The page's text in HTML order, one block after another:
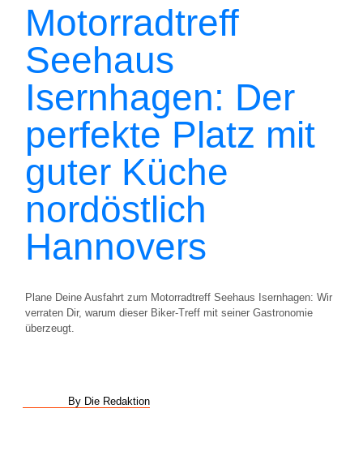
Motorradtreff
Seehaus
Isernhagen: Der
perfekte Platz mit
guter Küche
nordöstlich
Hannovers
Plane Deine Ausfahrt zum Motorradtreff Seehaus Isernhagen: Wir
verraten Dir, warum dieser Biker-Treff mit seiner Gastronomie
überzeugt.
By Die Redaktion